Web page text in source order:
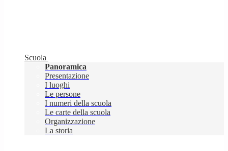
Scuola
Panoramica
Presentazione
I luoghi
Le persone
I numeri della scuola
Le carte della scuola
Organizzazione
La storia